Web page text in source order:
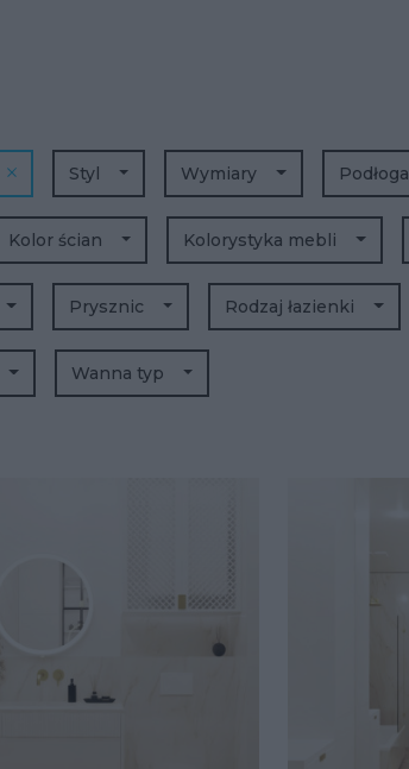
Styl Wymiary Podłoga
Kolor ścian Kolorystyka mebli
Prysznic Rodzaj łazienki
Wanna typ